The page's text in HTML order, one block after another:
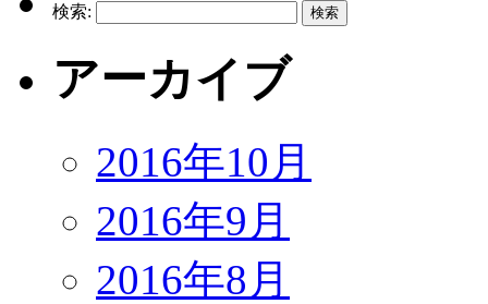
検索:
アーカイブ
2016年10月
2016年9月
2016年8月